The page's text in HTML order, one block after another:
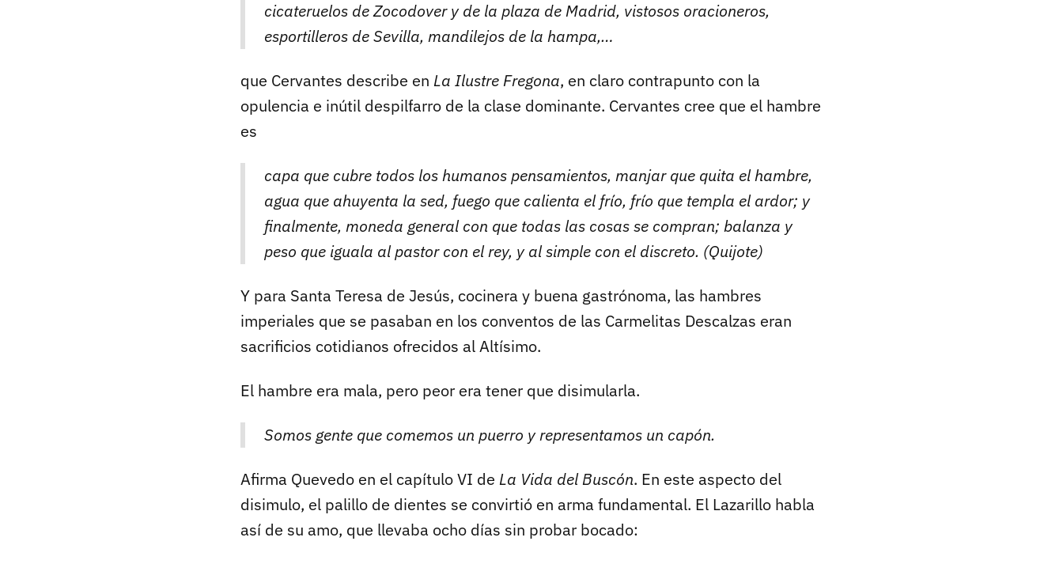
cicateruelos de Zocodover y de la plaza de Madrid, vistosos oracioneros,
esportilleros de Sevilla, mandilejos de la hampa,…
que Cervantes describe en La Ilustre Fregona, en claro contrapunto con la
opulencia e inútil despilfarro de la clase dominante. Cervantes cree que el hambre
es
capa que cubre todos los humanos pensamientos, manjar que quita el hambre,
agua que ahuyenta la sed, fuego que calienta el frío, frío que templa el ardor; y
finalmente, moneda general con que todas las cosas se compran; balanza y
peso que iguala al pastor con el rey, y al simple con el discreto. (Quijote)
Y para Santa Teresa de Jesús, cocinera y buena gastrónoma, las hambres
imperiales que se pasaban en los conventos de las Carmelitas Descalzas eran
sacrificios cotidianos ofrecidos al Altísimo.
El hambre era mala, pero peor era tener que disimularla.
Somos gente que comemos un puerro y representamos un capón.
Afirma Quevedo en el capítulo VI de La Vida del Buscón. En este aspecto del
disimulo, el palillo de dientes se convirtió en arma fundamental. El Lazarillo habla
así de su amo, que llevaba ocho días sin probar bocado: